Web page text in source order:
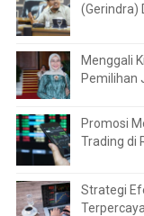
(Gerindra)
Menggali
Pemilihan
Promosi
Trading di
Strategi